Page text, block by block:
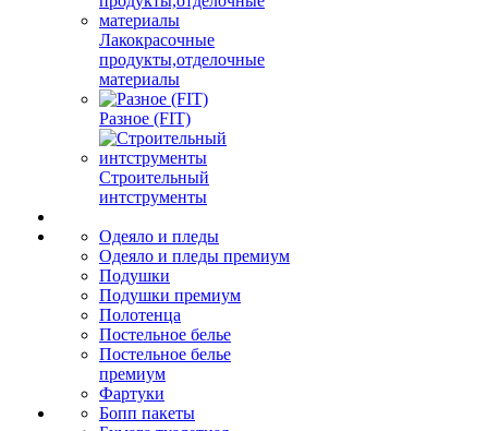
Лакокрасочные
продукты,отделочные
материалы
Разное (FIT)
Строительный
интструменты
Одеяло и пледы
Одеяло и пледы премиум
Подушки
Подушки премиум
Полотенца
Постельное белье
Постельное белье
премиум
Фартуки
Бопп пакеты